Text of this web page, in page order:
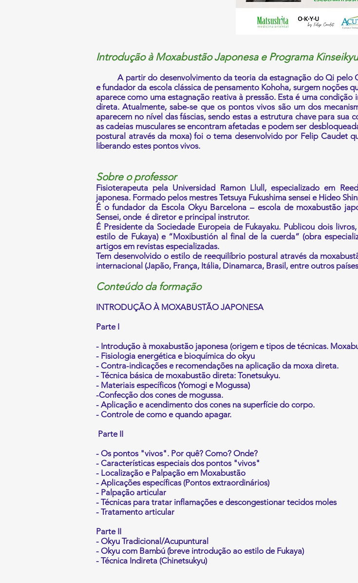
Introdução à Moxabustão Japonesa e Programa
A partir do desenvolvimento da teoria da estagnação do Qi pelo
e fundador da escola clássica de pensamento Kohoha, surgem
aparece como uma estagnação reativa à pressão. Esta é uma
direta. Atualmente, sabe-se que os pontos vivos são um dos
aparecem no nível das fáscias, sendo estas a estrutura chave para sua
as cadeias musculares se encontram afetadas e podem ser
postural através da moxa) foi o tema desenvolvido por Felip Caudet
liberando estes pontos vivos.
Sobre o professor
Fisioterapeuta pela Universidad Ramon Llull, especializado em
japonesa. Formado pelos mestres Tetsuya Fukushima sensei e Hideo
É o fundador da Escola Okyu Barcelona – escola de moxabustão
Sensei, onde é diretor e principal instrutor.
É Presidente da Sociedade Europeia de Fukayaku. Publicou dois
estilo de Fukaya) e “Moxibustión al final de la cuerda” (obra
artigos em revistas especializadas.
Tem desenvolvido o estilo de reequilíbrio postural através da
internacional (Japão, França, Itália, Dinamarca, Brasil, entre outros
Conteúdo da formação
INTRODUÇÃO À MOXABUSTÃO JAPONESA
Parte I
- Introdução à moxabustão japonesa (origem e tipos de técnicas.
- Fisiologia energética e bioquímica do okyu
- Contra-indicações e recomendações na aplicação da moxa direta.
- Técnica básica de moxabustão direta: Tonetsukyu.
- Materiais específicos (Yomogi e Mogussa)
-Confecção dos cones de mogussa.
- Aplicação e acendimento dos cones na superfície do corpo.
- Controle de como e quando apagar.
Parte II
- Os pontos "vivos". Por quê? Como? Onde?
- Características especiais dos pontos "vivos"
- Localização e Palpação em Moxabustão
- Aplicações específicas (Pontos extraordinários)
- Palpação articular
- Técnicas para tratar inflamações e descongestionar tecidos moles
- Tratamento articular
Parte II
- Okyu Tradicional/Acupuntural
- Okyu com Bambú (breve introdução ao estilo de Fukaya)
- Técnica Indireta (Chinetsukyu)